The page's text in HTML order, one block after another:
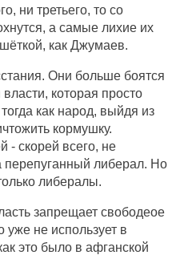
ни третьего, то со
а самые лихие их
как Джумаев.
Они больше боятся
которая просто
как народ, выйдя из
кормушку.
- скорей всего, не
перепуганный либерал. Но
либералы.
запрещает свободеое
не использует в
это было в афганской